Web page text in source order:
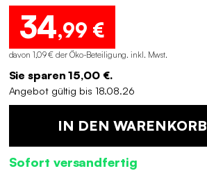
34,99 €
davon 1,09 € der Öko-Beteiligung. inkl. Mwst.
Sie sparen 15,00 €.
Angebot gültig bis 18.08.26
IN DEN WARENKORB
Sofort versandfertig